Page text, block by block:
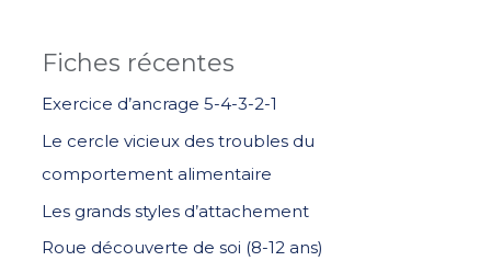
Fiches récentes
Exercice d’ancrage 5-4-3-2-1
Le cercle vicieux des troubles du
comportement alimentaire
Les grands styles d’attachement
Roue découverte de soi (8-12 ans)